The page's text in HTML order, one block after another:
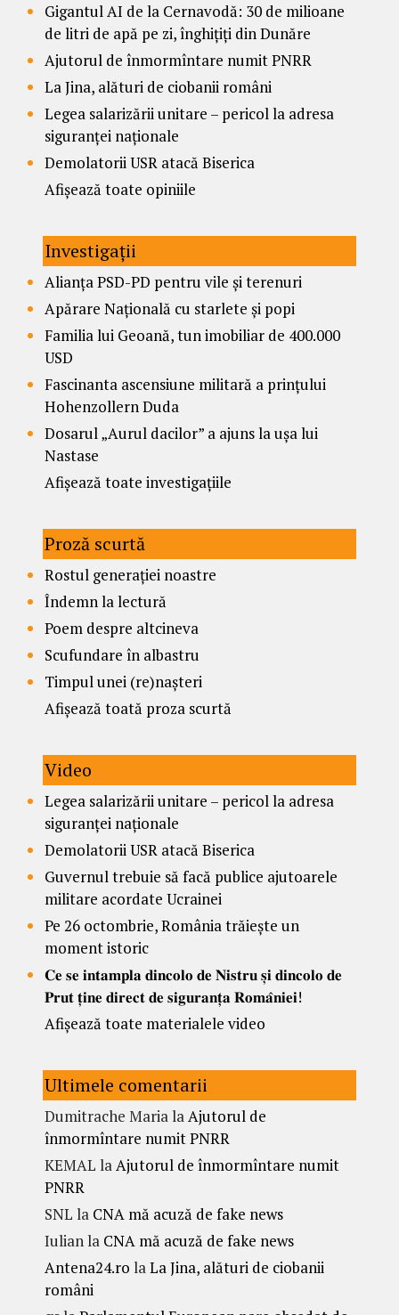
Gigantul AI de la Cernavodă: 30 de milioane
de litri de apă pe zi, înghițiți din Dunăre
Ajutorul de înmormîntare numit PNRR
La Jina, alături de ciobanii români
Legea salarizării unitare – pericol la adresa
siguranței naționale
Demolatorii USR atacă Biserica
Afișează toate opiniile
Investigații
Alianța PSD-PD pentru vile și terenuri
Apărare Națională cu starlete și popi
Familia lui Geoană, tun imobiliar de 400.000
USD
Fascinanta ascensiune militară a prințului
Hohenzollern Duda
Dosarul „Aurul dacilor” a ajuns la ușa lui
Nastase
Afișează toate investigațiile
Proză scurtă
Rostul generației noastre
Îndemn la lectură
Poem despre altcineva
Scufundare în albastru
Timpul unei (re)nașteri
Afișează toată proza scurtă
Video
Legea salarizării unitare – pericol la adresa
siguranței naționale
Demolatorii USR atacă Biserica
Guvernul trebuie să facă publice ajutoarele
militare acordate Ucrainei
Pe 26 octombrie, România trăiește un
moment istoric
𝐂𝐞 𝐬𝐞 𝐢𝐧𝐭𝐚𝐦𝐩𝐥𝐚 𝐝𝐢𝐧𝐜𝐨𝐥𝐨 𝐝𝐞 𝐍𝐢𝐬𝐭𝐫𝐮 𝐬̦𝐢 𝐝𝐢𝐧𝐜𝐨𝐥𝐨 𝐝𝐞
𝐏𝐫𝐮𝐭 𝐭̦𝐢𝐧𝐞 𝐝𝐢𝐫𝐞𝐜𝐭 𝐝𝐞 𝐬𝐢𝐠𝐮𝐫𝐚𝐧𝐭̦𝐚 𝐑𝐨𝐦𝐚̂𝐧𝐢𝐞𝐢!
Afișează toate materialele video
Ultimele comentarii
Dumitrache MarialaAjutorul de
înmormîntare numit PNRR
KEMAL laAjutorul de înmormîntare numit
PNRR
SNL la CNA mă acuză de fake news
Iulianla CNA mă acuză de fake news
Antena24.ro laLa Jina, alături de ciobanii
români